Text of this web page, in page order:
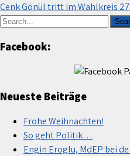
Cenk Gönül tritt im Wahlkreis 27
Facebook:
Neueste Beiträge
Frohe Weihnachten!
So geht Politik…
Engin Eroglu, MdEP bei